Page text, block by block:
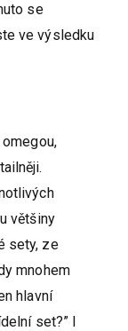
se
ve výsledku
většiny
sety, ze
mnohem
hlavní
set?” I